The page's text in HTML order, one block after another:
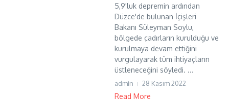
5,9'luk depremin ardından
Düzce'de bulunan İçişleri
Bakanı Süleyman Soylu,
bölgede çadırların kurulduğu ve
kurulmaya devam ettiğini
vurgulayarak tüm ihtiyaçların
üstleneceğini söyledi. ...
admin 28 Kasım 2022
Read More